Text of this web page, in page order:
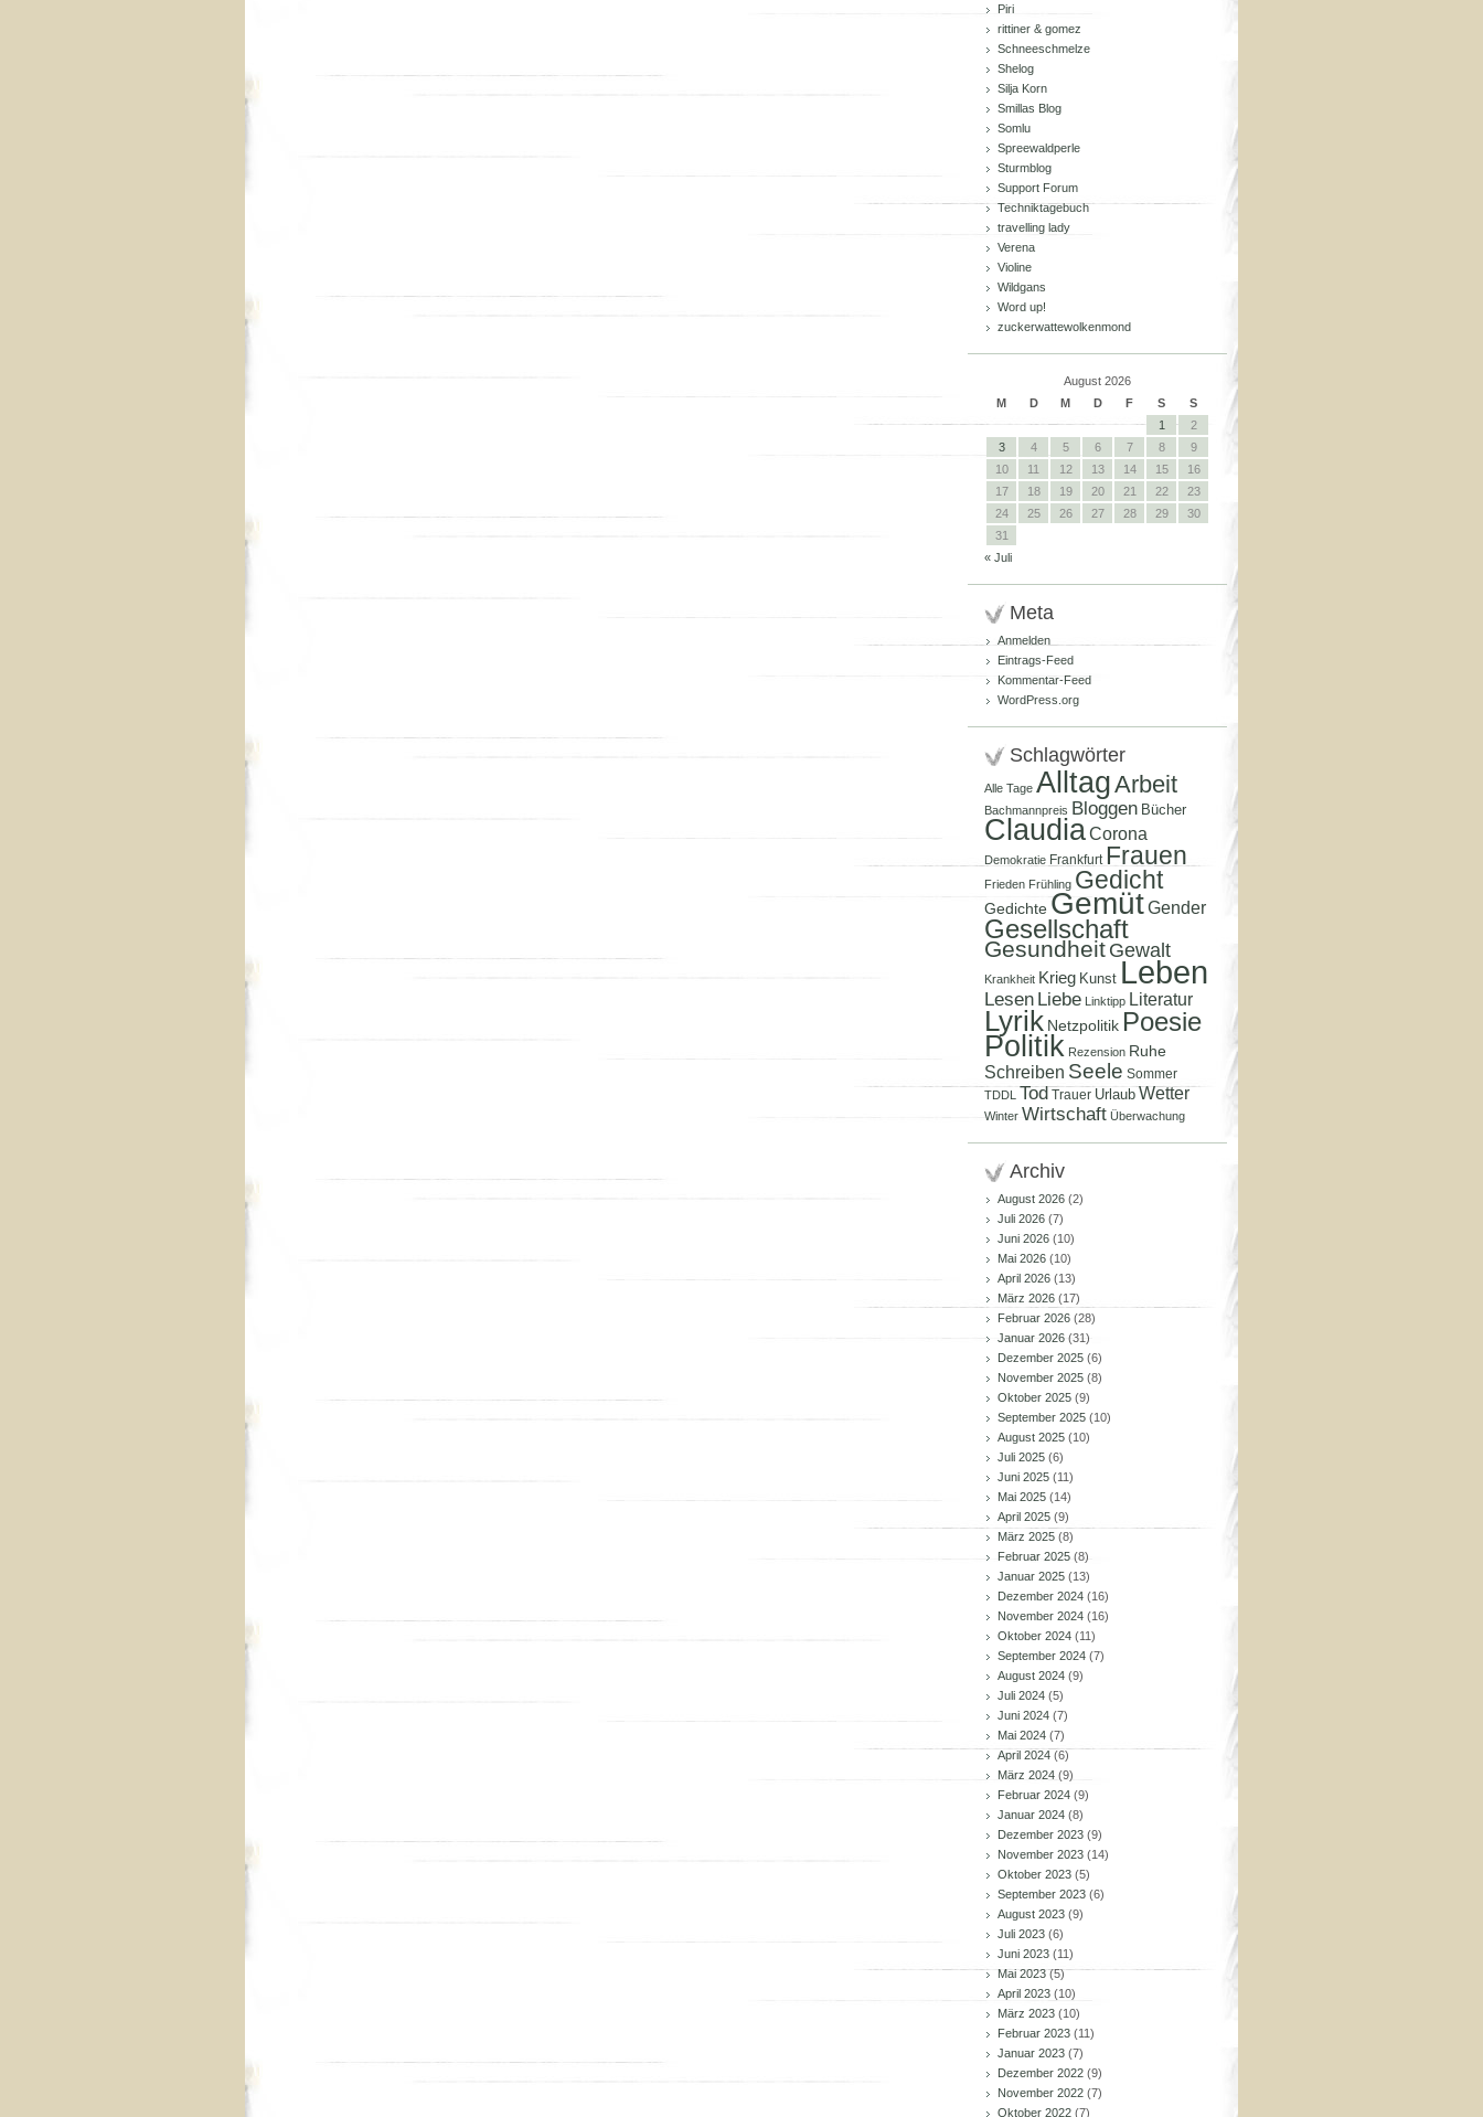
Piri
rittiner & gomez
Schneeschmelze
Shelog
Silja Korn
Smillas Blog
Somlu
Spreewaldperle
Sturmblog
Support Forum
Techniktagebuch
travelling lady
Verena
Violine
Wildgans
Word up!
zuckerwattewolkenmond
August 2026
M
D M D F S
S
1
2
3
4 5 6 7 8
9
10
11 12 13 14 15
16
17
18 19 20 21 22
23
24
25 26 27 28 29
30
31
« Juli
Meta
Anmelden
Eintrags-Feed
Kommentar-Feed
WordPress.org
Schlagwörter
Alle Tage AlltagArbeit
Bachmannpreis Bloggen Bücher
ClaudiaCorona
Demokratie Frankfurt Frauen
Frieden Frühling Gedicht
Gedichte GemütGender
Gesellschaft
Gesundheit Gewalt
Krankheit Krieg Kunst Leben
Lesen Liebe Linktipp Literatur
Lyrik Netzpolitik Poesie
Politik Rezension Ruhe
Schreiben Seele Sommer
TDDL Tod Trauer Urlaub Wetter
Winter Wirtschaft Überwachung
Archiv
August 2026 (2)
Juli 2026 (7)
Juni 2026 (10)
Mai 2026 (10)
April 2026 (13)
März 2026 (17)
Februar 2026 (28)
Januar 2026 (31)
Dezember 2025 (6)
November 2025 (8)
Oktober 2025 (9)
September 2025 (10)
August 2025 (10)
Juli 2025 (6)
Juni 2025 (11)
Mai 2025 (14)
April 2025 (9)
März 2025 (8)
Februar 2025 (8)
Januar 2025 (13)
Dezember 2024 (16)
November 2024 (16)
Oktober 2024 (11)
September 2024 (7)
August 2024 (9)
Juli 2024 (5)
Juni 2024 (7)
Mai 2024 (7)
April 2024 (6)
März 2024 (9)
Februar 2024 (9)
Januar 2024 (8)
Dezember 2023 (9)
November 2023 (14)
Oktober 2023 (5)
September 2023 (6)
August 2023 (9)
Juli 2023 (6)
Juni 2023 (11)
Mai 2023(5)
April 2023 (10)
März 2023 (10)
Februar 2023 (11)
Januar 2023 (7)
Dezember 2022 (9)
November 2022 (7)
Oktober 2022 (7)